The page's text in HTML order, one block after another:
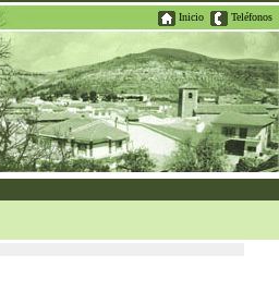
Inicio Teléfonos